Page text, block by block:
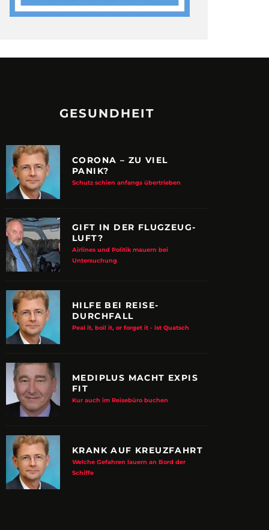
MACHER
System werden Reisen sicherer
GESUNDHEIT
CORONA – ZU VIEL
PANIK?
Schutz schien anfangs übertrieben
GIFT IN DER FLUGZEUG-
LUFT?
Airlines und Politik mauern bei
Untersuchung
HILFE BEI REISE-
DURCHFALL
Peal it, boil it, or forget it - ist Quatsch
MEDIPLUS MACHT EXPIS
FIT
Kur auch im Reisebüro buchen
KRANK AUF KREUZFAHRT
Welche Gefahren lauern an Bord der
Schiffe